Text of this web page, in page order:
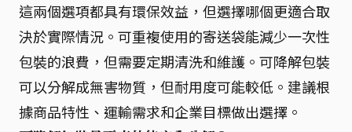
這兩個選項都具有環保效益，但選擇哪個更適合取
決於實際情況。可重複使用的寄送袋能減少一次性
包裝的浪費，但需要定期清洗和維護。可降解包裝
可以分解成無害物質，但耐用度可能較低。建議根
據商品特性、運輸需求和企業目標做出選擇。